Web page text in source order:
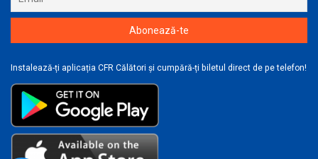
Instalează-ți aplicația CFR Călători și cumpără-ți biletul direct de pe telefon!